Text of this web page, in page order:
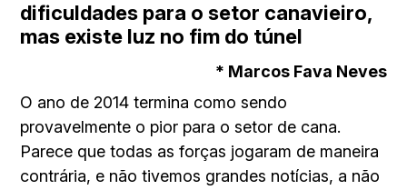
dificuldades para o setor canavieiro,
mas existe luz no fim do túnel
* Marcos Fava Neves
O ano de 2014 termina como sendo
provavelmente o pior para o setor de cana.
Parece que todas as forças jogaram de maneira
contrária, e não tivemos grandes notícias, a não